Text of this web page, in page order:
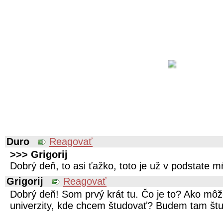
Duro
Reagovať
>>> Grigorij
Dobrý deň, to asi ťažko, toto je už v podstate
Grigorij
Reagovať
Dobrý deň! Som prvý krát tu. Čo je to? Ako
univerzity, kde chcem študovať? Budem tam